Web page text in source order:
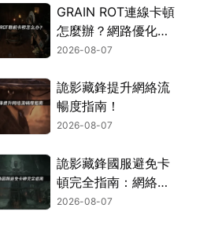
GRAIN ROT連線卡頓
怎麼辦？網路優化這
樣解決！
2026-08-07
詭影藏鋒提升網絡流
暢度指南！
2026-08-07
詭影藏鋒國服避免卡
頓完全指南：網絡優
化與解決技巧！
2026-08-07